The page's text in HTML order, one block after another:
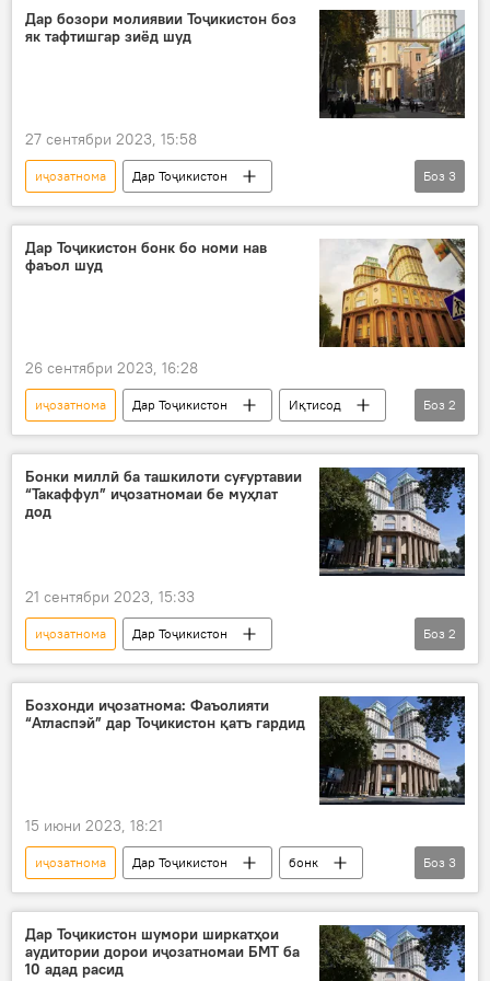
Дар бозори молиявии Тоҷикистон боз
як тафтишгар зиёд шуд
27 сентябри 2023, 15:58
иҷозатнома
Дар Тоҷикистон
Бонки Миллӣ
ширкат
назорат
молия
Боз 3
Дар Тоҷикистон бонк бо номи нав
фаъол шуд
26 сентябри 2023, 16:28
иҷозатнома Дар Тоҷикистон
Иқтисод
Бонки Миллӣ
хизматрасонӣ
Боз 2
Бонки миллӣ ба ташкилоти суғуртавии
“Такаффул” иҷозатномаи бе муҳлат
дод
21 сентябри 2023, 15:33
иҷозатнома
Дар Тоҷикистон
Бонки Миллӣ
суғурта Иқтисод
Боз 2
Бозхонди иҷозатнома: Фаъолияти
“Атласпэй” дар Тоҷикистон қатъ гардид
15 июни 2023, 18:21
иҷозатнома Дар Тоҷикистон
бонк
молия
Бонки Миллӣ бозхонд
Боз 3
Дар Тоҷикистон шумори ширкатҳои
аудитории дорои иҷозатномаи БМТ ба
10 адад расид